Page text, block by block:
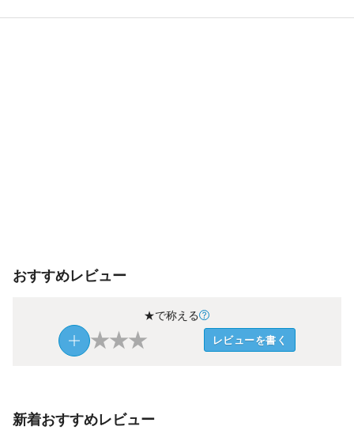
おすすめレビュー
★で称える
★★★ レビューを書く
新着おすすめレビュー